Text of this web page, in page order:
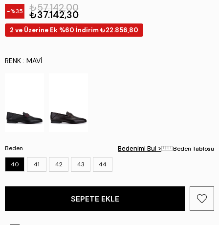
35 ₺57.142,00
₺37.142,30
2 ve Üzerine Ek %60 İndirim ₺22.856,80
RENK : MAVI
Beden
40 41 42 43 44
Bedenimi Bul > Beden Tablosu
Bedenimi Bul > Beden Tablosu